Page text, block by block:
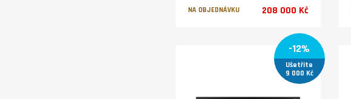
signálu včetně vstupu pro
Hi-Res souborů do 24 bit / 384
kHz, a DSD 256. Přístroj s menší
šířkou předního panelu (380
NA OBJEDNÁVKU 208 000 Kč
-12%
Ušetříte
9 000 Kč